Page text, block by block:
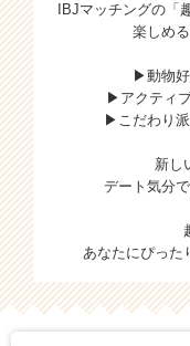
IBJマッチングの「
楽しめ
▶動物好
▶アクティ
▶こだわり派
新し
デート気分
あなたにぴった